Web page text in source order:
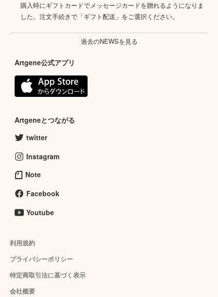
購入時にギフトカードでメッセージカードを贈れるようになりま
した。注文手続きで「ギフト配送」をご選択ください。
過去のNEWSを見る
Artgene公式アプリ
Artgeneとつながる
twitter
Instagram
Note
Facebook
Youtube
利用規約
プライバシーポリシー
特定商取引法に基づく表示
会社概要